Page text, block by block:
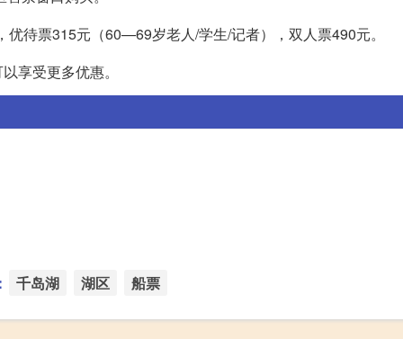
待票315元（60—69岁老人/学生/记者），双人票490元。
享受更多优惠。
千岛湖 湖区 船票